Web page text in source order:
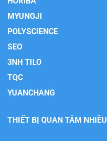
MYUNGJI
POLYSCIENCE
SEO
3NH TILO
TQC
YUANCHANG
THIẾT BỊ QUAN TÂM NHIỀU